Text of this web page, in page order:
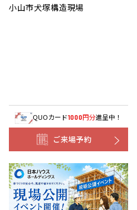
小山市犬塚構造現場
QUOカード1000円分進呈中！
ご来場予約